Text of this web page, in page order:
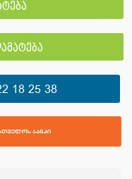
18 25 38